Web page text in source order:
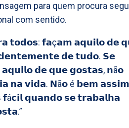
para quem procura
com sentido.
𝘁𝗼𝗱𝗼𝘀: 𝗳𝗮ç𝗮𝗺 𝗮𝗾𝘂𝗶𝗹𝗼 𝗱𝗲
𝗱𝗲 𝘁𝘂𝗱𝗼. 𝗦𝗲
𝗮𝗾𝘂𝗶𝗹𝗼 𝗱𝗲 𝗾𝘂𝗲 𝗴𝗼𝘀𝘁𝗮𝘀, 𝗻ã𝗼
𝗻𝗮 𝘃𝗶𝗱𝗮. 𝗡ã𝗼 é 𝗯𝗲𝗺
𝗾𝘂𝗮𝗻𝗱𝗼 𝘀𝗲 𝘁𝗿𝗮𝗯𝗮𝗹𝗵𝗮